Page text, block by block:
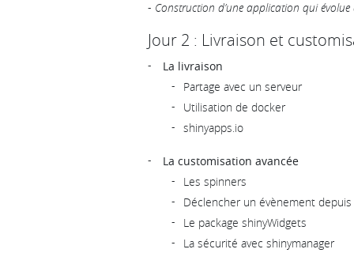
- Construction d’une application qui
Jour 2 : Livraison et
La livraison
Partage avec un serveur
Utilisation de docker
shinyapps.io
La customisation avancée
Les spinners
Déclencher un évènement
Le package shinyWidgets
La sécurité avec shinymanager